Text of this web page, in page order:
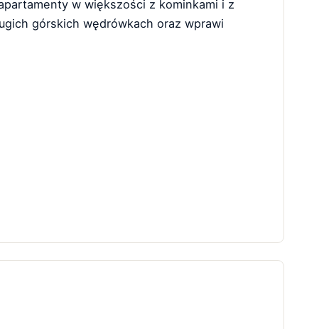
w większości z kominkami i z
górskich wędrówkach oraz wprawi